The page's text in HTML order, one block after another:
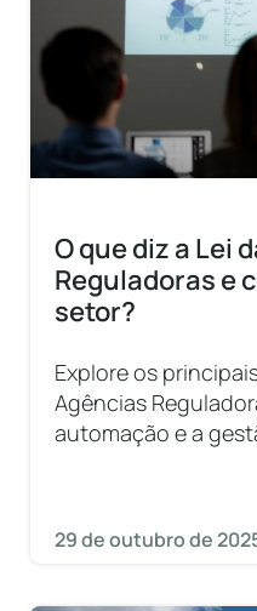
O que diz a Lei
Reguladoras e
setor?
Explore os
Agências
automação e a
29 de outubro de